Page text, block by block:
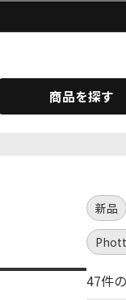
商品を探す
新品
47件